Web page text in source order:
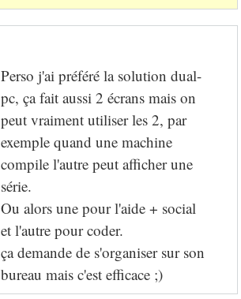
Perso j'ai préféré la solution dual-
pc, ça fait aussi 2 écrans mais on
peut vraiment utiliser les 2, par
exemple quand une machine
compile l'autre peut afficher une
série.
Ou alors une pour l'aide + social
et l'autre pour coder.
ça demande de s'organiser sur son
bureau mais c'est efficace ;)